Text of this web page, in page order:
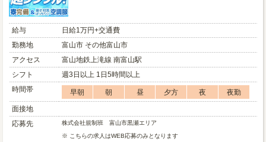
給与
日給1万円+交通費
勤務地
富山市 その他富山市
アクセス
富山地鉄上滝線 南富山駅
シフト
週3日以上 1日5時間以上
時間帯
早朝 朝 昼 夕方 夜
夜勤
面接地
応募先
株式会社規制班 富山市黒瀬エリア
※ こちらの求人はWEB応募のみとなります